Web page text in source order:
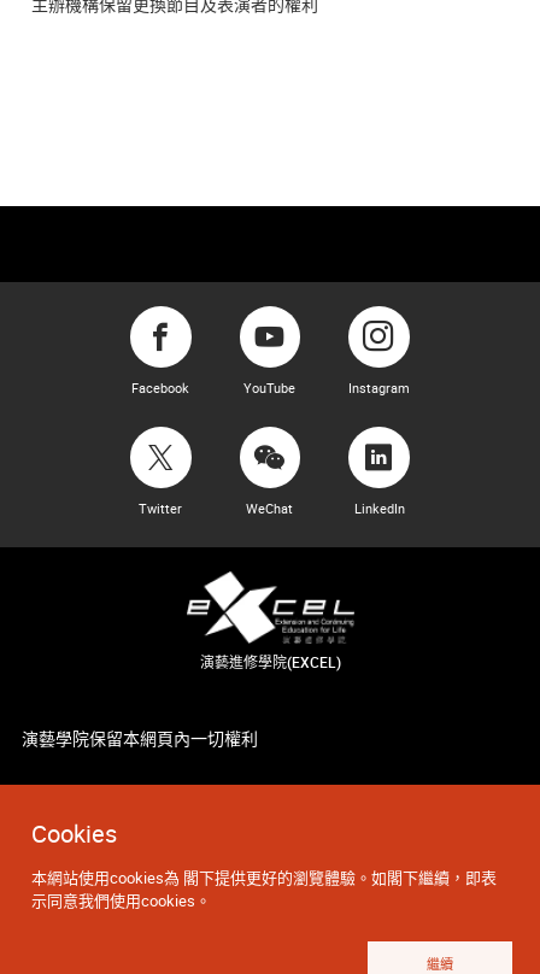
Cookies
本網站使用cookies為 閣下提供更好的瀏覽體驗。如閣下繼續，即表
示同意我們使用cookies。
繼續
主辦機構保留更換節目及表演者的權利
Facebook YouTube Instagram
Twitter WeChat LinkedIn
演藝進修學院(EXCEL)
演藝學院保留本網頁內一切權利